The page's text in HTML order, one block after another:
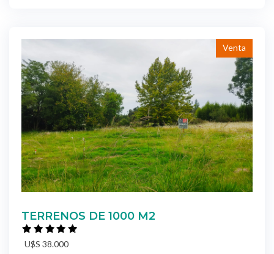
Venta
TERRENOS DE 1000 M2
U$S 38.000